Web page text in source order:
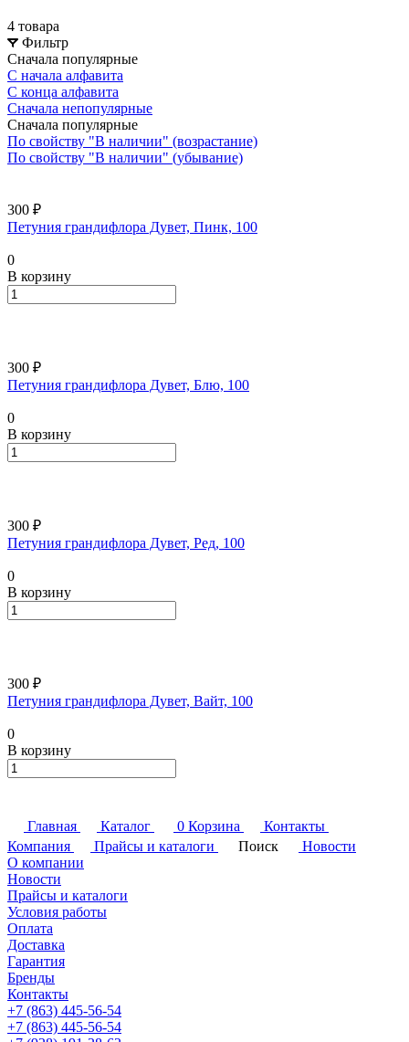
4 товара
Фильтр
Сначала популярные
С начала алфавита
С конца алфавита
Сначала непопулярные
Сначала популярные
По свойству "В наличии" (возрастание)
По свойству "В наличии" (убывание)
300 ₽
Петуния грандифлора Дувет, Пинк, 100
0
В корзину
300 ₽
Петуния грандифлора Дувет, Блю, 100
0
В корзину
300 ₽
Петуния грандифлора Дувет, Ред, 100
0
В корзину
300 ₽
Петуния грандифлора Дувет, Вайт, 100
0
В корзину
Главная Каталог 0 Корзина
Контакты
Компания
Прайсы и каталоги Поиск
Новости
О компании
Новости
Прайсы и каталоги
Условия работы
Оплата
Доставка
Гарантия
Бренды
Контакты
+7 (863) 445-56-54
+7 (863) 445-56-54